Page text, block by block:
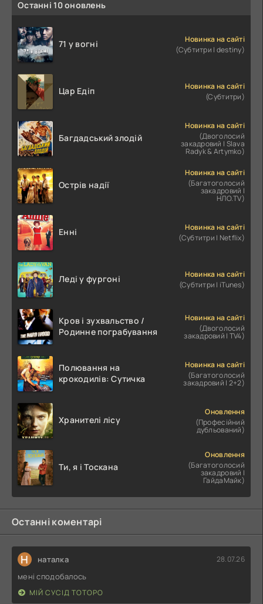
Останні 10 оновлень
71 у вогні
Новинка на сайті
(Субтитри | destiny)
Цар Едіп
Новинка на сайті
(Субтитри)
Багдадський злодій
Новинка на сайті
(Двоголосий
закадровий | Slava
Radyk & Artymko)
Острів надії
Новинка на сайті
(Багатоголосий
закадровий |
НЛО.TV)
Енні
Новинка на сайті
(Субтитри | Netflix)
Леді у фургоні
Новинка на сайті
(Субтитри | iTunes)
Кров і зухвальство /
Родинне пограбування
Новинка на сайті
(Двоголосий
закадровий | TV4)
Полювання на
крокодилів: Сутичка
Новинка на сайті
(Багатоголосий
закадровий | 2+2)
Хранителі лісу
Оновлення
(Професійний
дубльований)
Ти, я і Тоскана
Оновлення
(Багатоголосий
закадровий |
ГайдаМайк)
Останні коментарі
Н наталка 28.07.26
мені сподобалось
МІЙ СУСІД ТОТОРО